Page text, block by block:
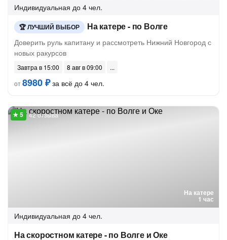
Индивидуальная до 4 чел.
ЛУЧШИЙ ВЫБОР На катере - по Волге
Доверить руль капитану и рассмотреть Нижний Новгород с
новых ракурсов
Завтра в 15:00
8 авг в 09:00
от8980 ₽за всё до 4 чел.
На катере
1 час
42 отзыва
Индивидуальная до 4 чел.
На скоростном катере - по Волге и Оке